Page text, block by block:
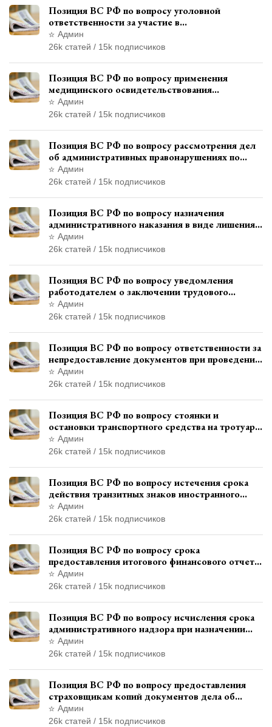
Позиция ВС РФ по вопросу уголовной
ответственности за участие в
террористической организации до
официального признания
Админ
26k статей / 15k подписчиков
Позиция ВС РФ по вопросу применения
медицинского освидетельствования
военнослужащих при увольнении с военной
службы
Админ
26k статей / 15k подписчиков
Позиция ВС РФ по вопросу рассмотрения дел
об административных правонарушениях по
месту жительства и сроков давности
привлечения к ответственности
Админ
26k статей / 15k подписчиков
Позиция ВС РФ по вопросу назначения
административного наказания в виде лишения
права управления транспортными средствами
Админ
26k статей / 15k подписчиков
Позиция ВС РФ по вопросу уведомления
работодателем о заключении трудового
договора с бывшим государственным
служащим
Админ
26k статей / 15k подписчиков
Позиция ВС РФ по вопросу ответственности за
непредоставление документов при проведении
контроля и надзора
Админ
26k статей / 15k подписчиков
Позиция ВС РФ по вопросу стоянки и
остановки транспортного средства на тротуаре
и квалификации административного
правонарушения
Админ
26k статей / 15k подписчиков
Позиция ВС РФ по вопросу истечения срока
действия транзитных знаков иностранного
государства и отсутствия состава
административного правонарушения
Админ
26k статей / 15k подписчиков
Позиция ВС РФ по вопросу срока
предоставления итогового финансового отчета
кандидатом в соответствии с
законодательством о выборах
Админ
26k статей / 15k подписчиков
Позиция ВС РФ по вопросу исчисления срока
административного надзора при назначении
дополнительного наказания, отличного от
ограничения свободы
Админ
26k статей / 15k подписчиков
Позиция ВС РФ по вопросу предоставления
страховщикам копий документов дела об
административном правонарушении для
автотехнической экспертизы
Админ
26k статей / 15k подписчиков